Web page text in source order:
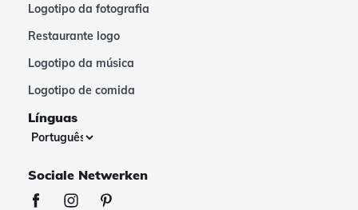
Logotipo da fotografia
Restaurante logo
Logotipo da música
Logotipo de comida
Línguas
Sociale Netwerken